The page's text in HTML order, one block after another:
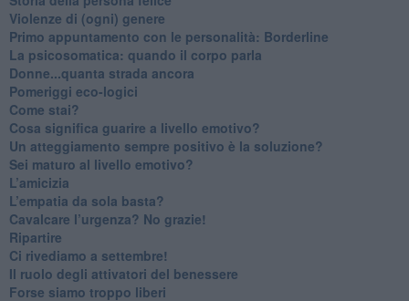
Violenze di (ogni) genere
​Primo appuntamento con le personalità: Borderline
La psicosomatica: quando il corpo parla
Donne...quanta strada ancora
​Pomeriggi eco-logici
​Come stai?
Cosa significa guarire a livello emotivo?
​Un atteggiamento sempre positivo è la soluzione?
​Sei maturo al livello emotivo?
​L’amicizia
​L’empatia da sola basta?
​Cavalcare l’urgenza? No grazie!
Ripartire
​Ci rivediamo a settembre!
​Il ruolo degli attivatori del benessere
​Forse siamo troppo liberi